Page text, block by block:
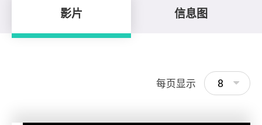
影片 信息图
每页显示 8